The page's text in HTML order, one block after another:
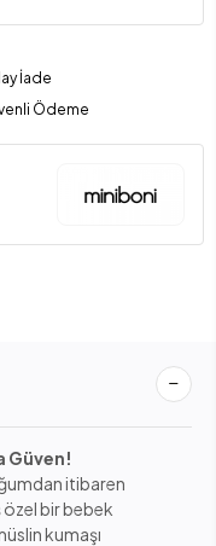
İade
Ödeme
Güven!
itibaren
bir bebek
kumaşı